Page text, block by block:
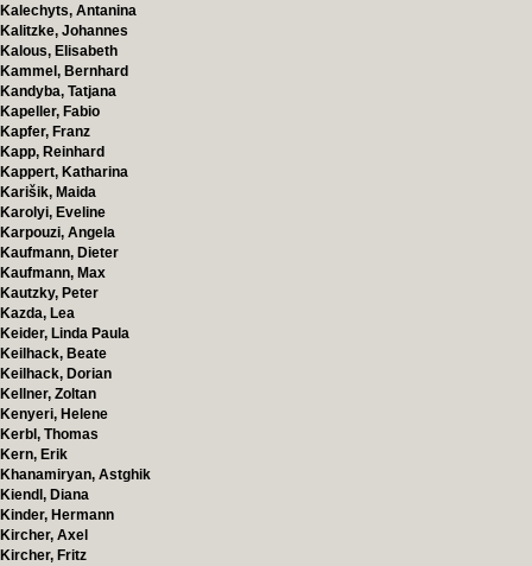
Kalechyts, Antanina
Kalitzke, Johannes
Kalous, Elisabeth
Kammel, Bernhard
Kandyba, Tatjana
Kapeller, Fabio
Kapfer, Franz
Kapp, Reinhard
Kappert, Katharina
Karišik, Maida
Karolyi, Eveline
Karpouzi, Angela
Kaufmann, Dieter
Kaufmann, Max
Kautzky, Peter
Kazda, Lea
Keider, Linda Paula
Keilhack, Beate
Keilhack, Dorian
Kellner, Zoltan
Kenyeri, Helene
Kerbl, Thomas
Kern, Erik
Khanamiryan, Astghik
Kiendl, Diana
Kinder, Hermann
Kircher, Axel
Kircher, Fritz